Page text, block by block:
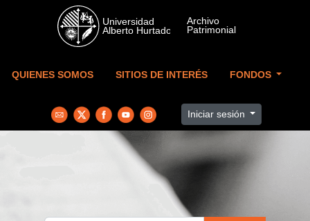
Skip to main content
QUIENES SOMOS SITIOS DE INTERÉS FONDOS
Iniciar sesión